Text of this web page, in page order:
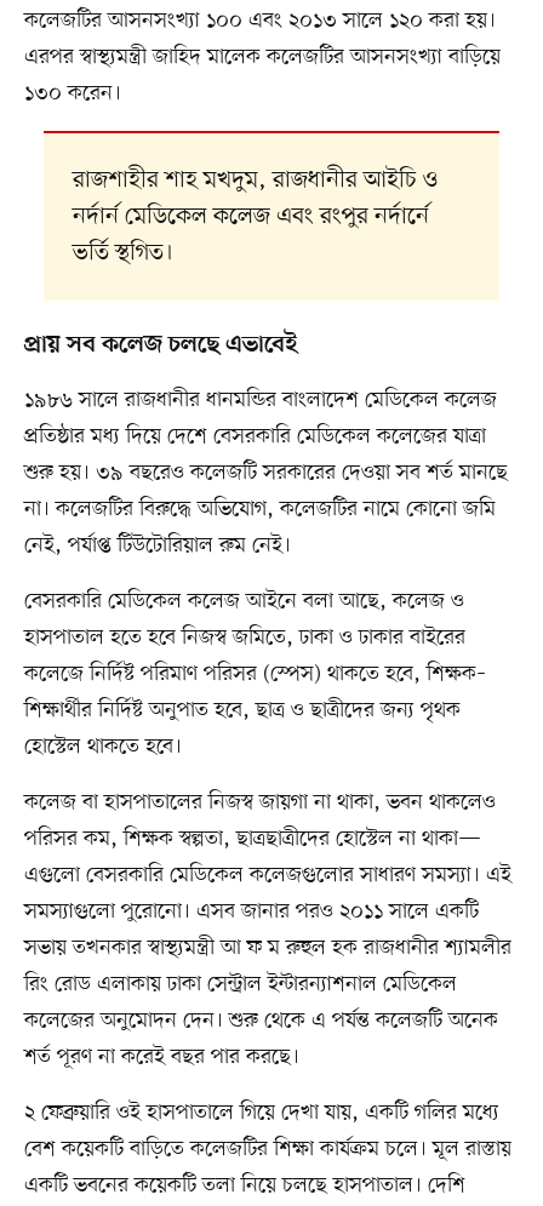
কলেজটির আসনসংখ্যা ১০০ এবং ২০১৩ সালে ১২০ করা হয়।
এরপর স্বাস্থ্যমন্ত্রী জাহিদ মালেক কলেজটির আসনসংখ্যা বাড়িয়ে
১৩০ করেন।
রাজশাহীর শাহ মখদুম, রাজধানীর আইচি ও
নর্দার্ন মেডিকেল কলেজ এবং রংপুর নর্দার্নে
ভর্তি স্থগিত।
প্রায় সব কলেজ চলছে এভাবেই
১৯৮৬ সালে রাজধানীর ধানমন্ডির বাংলাদেশ মেডিকেল কলেজ
প্রতিষ্ঠার মধ্য দিয়ে দেশে বেসরকারি মেডিকেল কলেজের যাত্রা
শুরু হয়। ৩৯ বছরেও কলেজটি সরকারের দেওয়া সব শর্ত মানছে
না। কলেজটির বিরুদ্ধে অভিযোগ, কলেজটির নামে কোনো জমি
নেই, পর্যাপ্ত টিউটোরিয়াল রুম নেই।
বেসরকারি মেডিকেল কলেজ আইনে বলা আছে, কলেজ ও
হাসপাতাল হতে হবে নিজস্ব জমিতে, ঢাকা ও ঢাকার বাইরের
কলেজে নির্দিষ্ট পরিমাণ পরিসর (স্পেস) থাকতে হবে, শিক্ষক–
শিক্ষার্থীর নির্দিষ্ট অনুপাত হবে, ছাত্র ও ছাত্রীদের জন্য পৃথক
হোস্টেল থাকতে হবে।
কলেজ বা হাসপাতালের নিজস্ব জায়গা না থাকা, ভবন থাকলেও
পরিসর কম, শিক্ষক স্বল্পতা, ছাত্রছাত্রীদের হোস্টেল না থাকা—
এগুলো বেসরকারি মেডিকেল কলেজগুলোর সাধারণ সমস্যা। এই
সমস্যাগুলো পুরোনো। এসব জানার পরও ২০১১ সালে একটি
সভায় তখনকার স্বাস্থ্যমন্ত্রী আ ফ ম রুহুল হক রাজধানীর শ্যামলীর
রিং রোড এলাকায় ঢাকা সেন্ট্রাল ইন্টারন্যাশনাল মেডিকেল
কলেজের অনুমোদন দেন। শুরু থেকে এ পর্যন্ত কলেজটি অনেক
শর্ত পূরণ না করেই বছর পার করছে।
২ ফেব্রুয়ারি ওই হাসপাতালে গিয়ে দেখা যায়, একটি গলির মধ্যে
বেশ কয়েকটি বাড়িতে কলেজটির শিক্ষা কার্যক্রম চলে। মূল রাস্তায়
একটি ভবনের কয়েকটি তলা নিয়ে চলছে হাসপাতাল। দেশি